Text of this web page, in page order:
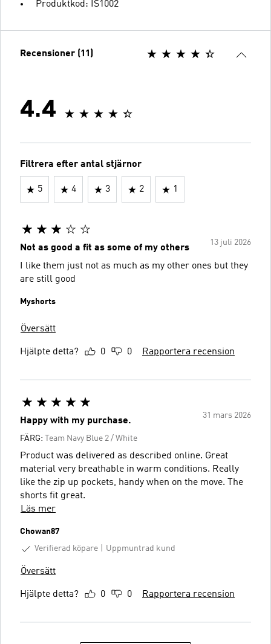
Produktkod: IS1002
Recensioner (11)
4.4
Filtrera efter antal stjärnor
5 4 3 2 1
13 juli 2026
Not as good a fit as some of my others
I like them just not as much as my other ones but they
are still good
Myshorts
Översätt
Hjälpte detta? 0 0 Rapportera recension
31 mars 2026
Happy with my purchase.
FÄRG: Team Navy Blue 2 / White
Product was delivered as described online. Great
material very breathable in warm conditions. Really
like the zip up pockets, handy when on the move. The
shorts fit great.
Läs mer
Chowan87
Verifierad köpare
Uppmuntrad kund
Översätt
Hjälpte detta? 0 0 Rapportera recension